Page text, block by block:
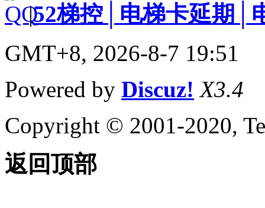
|52梯控│电梯卡延期│
GMT+8, 2026-8-7 19:51
Powered by Discuz! X3.4
Copyright © 2001-2020,
返回顶部